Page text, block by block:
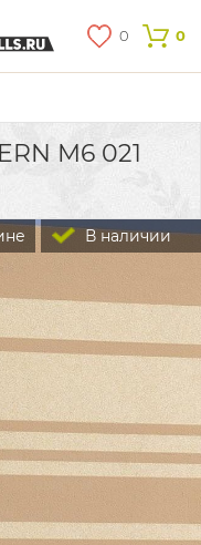
0 0
M6 021
В наличии